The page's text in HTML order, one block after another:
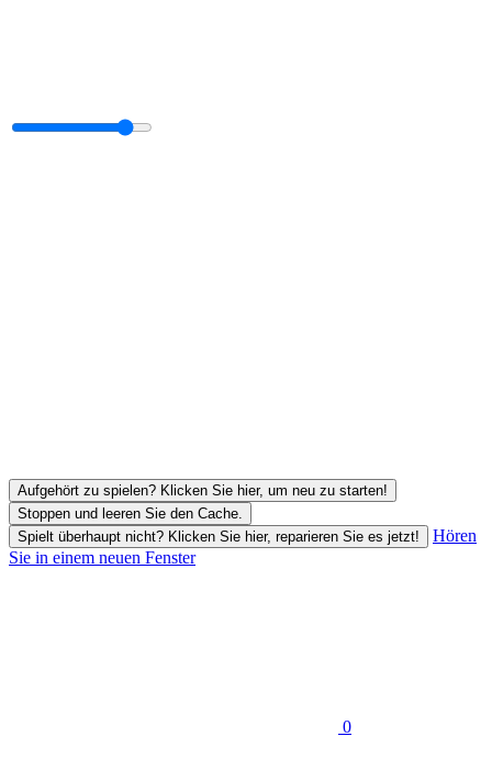
Aufgehört zu spielen? Klicken Sie hier, um neu zu starten!
Stoppen und leeren Sie den Cache.
Spielt überhaupt nicht? Klicken Sie hier, reparieren Sie es jetzt!
Hören
Sie in einem neuen Fenster
0